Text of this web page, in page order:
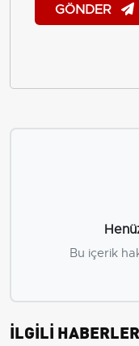
GÖNDER
Bu içerik
İLGİLİ HABERLER